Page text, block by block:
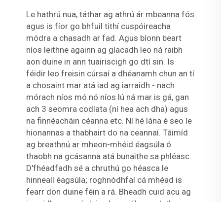
Le hathrú nua, táthar ag athrú ár mbeanna fós
agus is fíor go bhfuil tithí cuspóireacha
módra a chasadh ar fad. Agus bíonn beart
níos leithne againn ag glacadh leo ná raibh
aon duine in ann tuairiscigh go dtí sin. Is
féidir leo freisin cúrsaí a dhéanamh chun an tí
a chosaint mar atá iad ag iarraidh - nach
mórach níos mó nó níos lú ná mar is gá, gan
ach 3 seomra codlata (ní hea ach dha) agus
na finnéacháin céanna etc. Ní hé lána é seo le
hionannas a thabhairt do na ceannaí. Táimíd
ag breathnú ar mheon-mhéid éagsúla ó
thaobh na gcásanna atá bunaithe sa phléasc.
D'fhéadfadh sé a chruthú go héasca le
hinneall éagsúla; roghnódhfaí cá mhéad is
fearr don duine féin a rá. Bheadh cuid acu ag